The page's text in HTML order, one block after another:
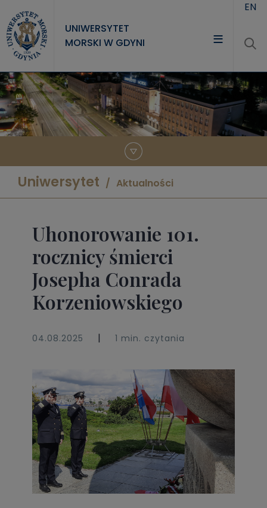
UNIWERSYTET
MORSKI W GDYNI
UNIWERSYTET
STUDIA
NAUKA
EN
Uniwersytet Aktualności
Uhonorowanie 101.
rocznicy śmierci
Josepha Conrada
Korzeniowskiego
04.08.2025 | 1 min. czytania